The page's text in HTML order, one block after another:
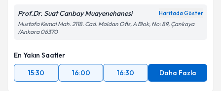
Prof.Dr. Suat Canbay Muayenehanesi Haritada Göster
Mustafa Kemal Mah. 2118. Cad. Maidan Ofis, A Blok, No: 89, Çankaya
/Ankara 06370
En Yakın Saatler
15:30
16:00 16:30 Daha Fazla